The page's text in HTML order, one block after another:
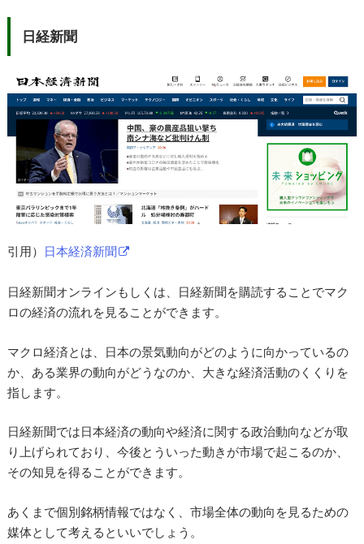
日経新聞
引用） 日本経済新聞
日経新聞オンラインもしくは、日経新聞を購読することでマク
ロの経済の流れを見ることができます。
マクロ経済とは、日本の景気動向がどのように向かっているの
か、ある業界の動向がどうなのか、大きな経済活動のくくりを
指します。
日経新聞では日本経済の動向や経済に関する政治動向などが取
り上げられており、今後とういった動きが市場で起こるのか、
その知見を得ることができます。
あくまで個別銘柄情報ではなく、市場全体の動向を見るための
媒体として考えるといいでしょう。